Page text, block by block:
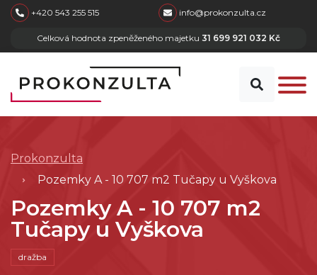
skip to main content
+420 543 255 515 info@prokonzulta.cz
Celková hodnota zpeněženého majetku 31 699 921 032 Kč
Prokonzulta
Pozemky A - 10 707 m2 Tučapy u Vyškova
Pozemky A - 10 707 m2
Tučapy u Vyškova
dražba